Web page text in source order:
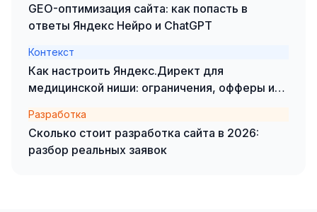
Техническая документация
ВИДЕОПРОДАКШН
Рекламные ролики
Видео для соцсетей
Анимация
GEO-оптимизация сайта: как попасть в
ответы Яндекс Нейро и ChatGPT
Контекст
Как настроить Яндекс.Директ для
медицинской ниши: ограничения, офферы и
Разработка
Сколько стоит разработка сайта в 2026:
разбор реальных заявок